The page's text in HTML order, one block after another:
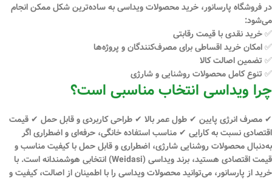
در فروشگاه پارسانور، خرید محصولات ویداسی به ساده‌ترین شکل ممکن انجام
می‌شود:
✅ خریدنقدیبا قیمت رقابتی
✅ امکانخرید اقساطیبرای مصرف‌کنندگان و پروژه‌ها
✅ تضمین اصالت کالا
✅ تنوع کامل محصولات روشنایی و شارژی
چرا ویداسی انتخاب مناسبی است؟
✔ مصرف انرژی پایین ✔ طول عمر بالا ✔ طراحی کاربردی و قابل حمل ✔ قیمت
اقتصادی نسبت به کارایی ✔ مناسب استفاده خانگی، حرفه‌ای و اضطراری اگر
به‌دنبالمحصولات روشنایی شارژی، اضطراری و قابل حملبا کیفیت مناسب و
قیمت اقتصادی هستید، برندویداسی (Weidasi)
انتخابی هوشمندانه است. با
خرید از پارسانور، می‌توانید محصولات ویداسی را با اطمینان از اصالت، کیفیت و